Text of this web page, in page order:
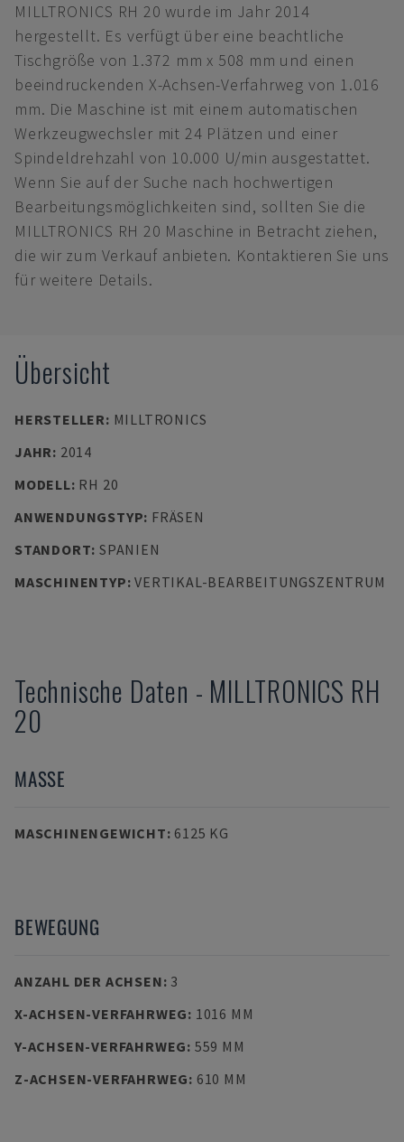
MILLTRONICS RH 20 wurde im Jahr 2014
hergestellt. Es verfügt über eine beachtliche
Tischgröße von 1.372 mm x 508 mm und einen
beeindruckenden X-Achsen-Verfahrweg von 1.016
mm. Die Maschine ist mit einem automatischen
Werkzeugwechsler mit 24 Plätzen und einer
Spindeldrehzahl von 10.000 U/min ausgestattet.
Wenn Sie auf der Suche nach hochwertigen
Bearbeitungsmöglichkeiten sind, sollten Sie die
MILLTRONICS RH 20 Maschine in Betracht ziehen,
die wir zum Verkauf anbieten. Kontaktieren Sie uns
für weitere Details.
Übersicht
HERSTELLER: MILLTRONICS
JAHR: 2014
MODELL: RH 20
ANWENDUNGSTYP: FRÄSEN
STANDORT: SPANIEN
MASCHINENTYP:VERTIKAL-BEARBEITUNGSZENTRUM
Technische Daten - MILLTRONICS RH
20
MASSE
MASCHINENGEWICHT: 6125 KG
BEWEGUNG
ANZAHL DER ACHSEN: 3
X-ACHSEN-VERFAHRWEG: 1016 MM
Y-ACHSEN-VERFAHRWEG: 559 MM
Z-ACHSEN-VERFAHRWEG: 610 MM